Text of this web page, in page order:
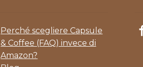
Perché scegliere Capsule
& Coffee (FAQ) invece di
Amazon?